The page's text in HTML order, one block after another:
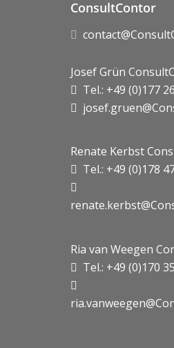
ConsultContor
Josef Grün
Tel.: +49 (0)177
Renate Kerbst
Tel.: +49 (0)178
Ria van Weegen
Tel.: +49 (0)170